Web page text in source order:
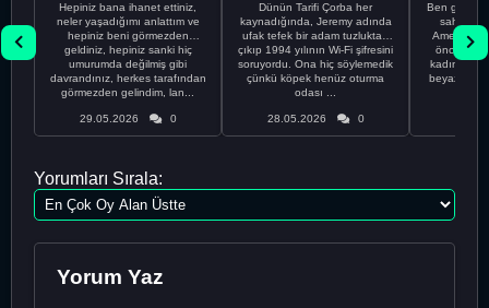
Hepiniz bana ihanet ettiniz,
neler yaşadığımı anlattım ve
hepiniz beni görmezden
geldiniz, hepiniz sanki hiç
umurumda değilmiş gibi
davrandınız, herkes tarafından
görmezden gelindim, lan...
29.05.2026 0
Dünün Tarifi Çorba her
kaynadığında, Jeremy adında
ufak tefek bir adam tuzluktan
çıkıp 1994 yılının Wi-Fi şifresini
soruyordu. Ona hiç söylemedik
çünkü köpek henüz oturma
odası ...
28.05.2026 0
Ben gururlu
sahip
önce
kadınla
beyaz
Yorumları Sırala:
Yorum Yaz